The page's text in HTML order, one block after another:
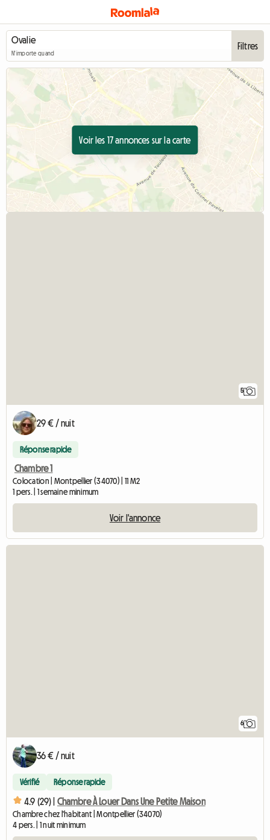
N'importe quand
Filtres
Voir les 17 annonces sur la carte
5
29 € / nuit
Réponse rapide
Chambre 1
Colocation | Montpellier (34070) | 11 M2
1 pers. | 1 semaine minimum
Voir l'annonce
6
36 € / nuit
Vérifié Réponse rapide
4.9 (29) | Chambre À Louer Dans Une Petite Maison
Chambre chez l'habitant | Montpellier (34070)
4 pers. | 1 nuit minimum